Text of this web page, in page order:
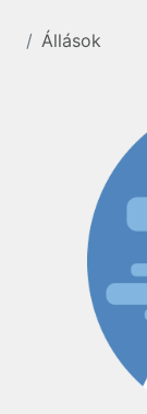
Állások